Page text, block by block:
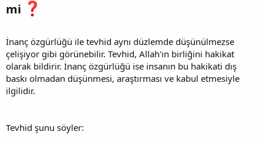
mi
İnanç özgürlüğü ile tevhid aynı düzlemde düşünülmezse
çelişiyor gibi görünebilir. Tevhid, Allah'ın birliğini hakikat
olarak bildirir. İnanç özgürlüğü ise insanın bu hakikati dış
baskı olmadan düşünmesi, araştırması ve kabul etmesiyle
ilgilidir.
Tevhid şunu söyler: